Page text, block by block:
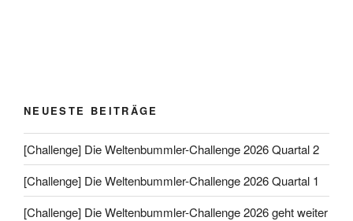
NEUESTE BEITRÄGE
[Challenge] Die Weltenbummler-Challenge 2026 Quartal 2
[Challenge] Die Weltenbummler-Challenge 2026 Quartal 1
[Challenge] Die Weltenbummler-Challenge 2026 geht weiter